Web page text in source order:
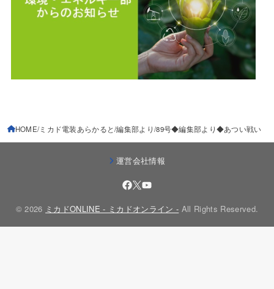
HOME ミカド電装あらかると 編集部より 89号◆編集部より◆あつい戦い
運営会社情報
© 2026 ミカドONLINE - ミカドオンライン - All Rights Reserved.